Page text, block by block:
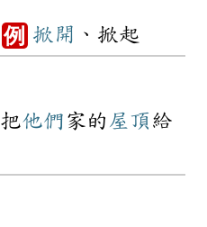
例 掀開 、掀起
把他們 家的 屋頂 給